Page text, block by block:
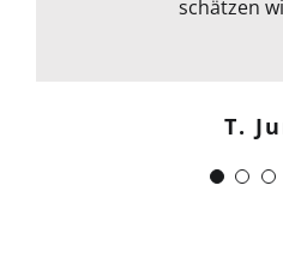
schätzen
T.
J.